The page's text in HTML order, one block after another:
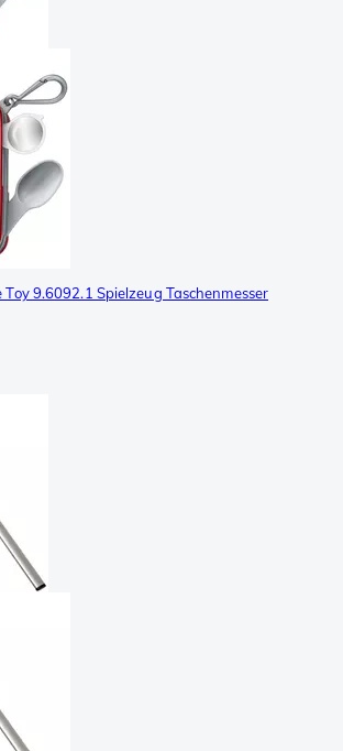
9.6092.1 Spielzeug Taschenmesser